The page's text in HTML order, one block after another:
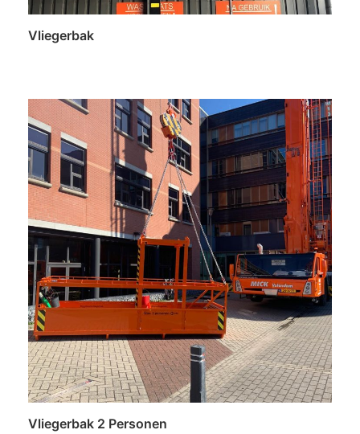
Vliegerbak
Lees verder
Vliegerbak 2 Personen